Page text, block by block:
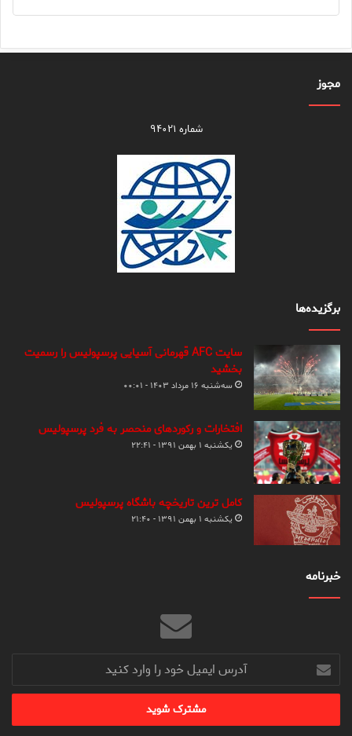
مجوز
شماره ۹۴۰۲۱
برگزیده‌ها
سایت AFC قهرمانی آسیایی پرسپولیس را رسمیت
بخشید
سه‌شنبه ۱۶ مرداد ۱۴۰۳ - ۰۰:۰۱
افتخارات و رکوردهای منحصر به فرد پرسپولیس
یکشنبه ۱ بهمن ۱۳۹۱ - ۲۲:۴۱
کامل ترین تاریخچه باشگاه پرسپولیس
یکشنبه ۱ بهمن ۱۳۹۱ - ۲۱:۴۰
خبرنامه
آدرس
ایمیل
خود
وارد